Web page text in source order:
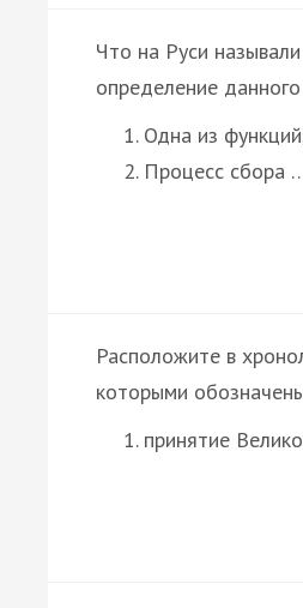
Что на Руси
определение
Одна из
Процесс сбора
Расположите в
которыми
принятие